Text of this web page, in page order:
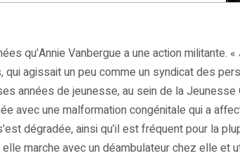
qu’Annie Vanbergue a une action militante.
agissait un peu comme un syndicat des
années de jeunesse, au sein de la Jeunesse
avec une malformation congénitale qui a
dégradée, ainsi qu’il est fréquent pour la
marche avec un déambulateur chez elle et